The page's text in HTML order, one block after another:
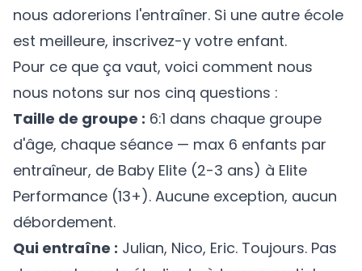
nous adorerions l'entraîner. Si une autre école
est meilleure, inscrivez-y votre enfant.
Pour ce que ça vaut, voici comment nous
nous notons sur nos cinq questions :
Taille de groupe : 6:1 dans chaque groupe
d'âge, chaque séance — max 6 enfants par
entraîneur, de Baby Elite (2-3 ans) à Elite
Performance (13+). Aucune exception, aucun
débordement.
Qui entraîne : Julian, Nico, Eric. Toujours. Pas